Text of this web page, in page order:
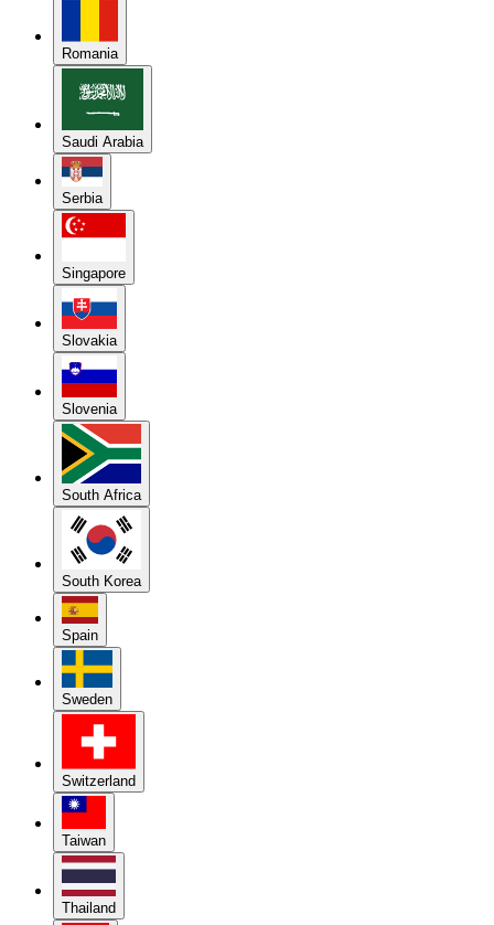
Romania
Saudi Arabia
Serbia
Singapore
Slovakia
Slovenia
South Africa
South Korea
Spain
Sweden
Switzerland
Taiwan
Thailand